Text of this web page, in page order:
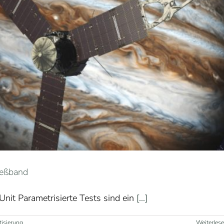
Parametrisierte Tests sind ein [...]